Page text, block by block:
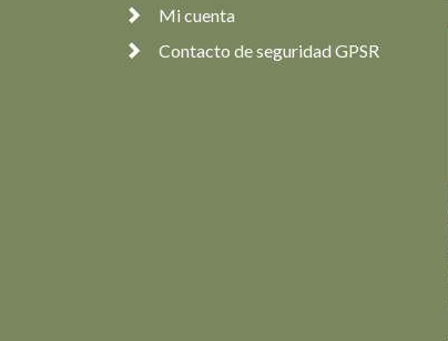
Mi cuenta
Contacto de seguridad GPSR